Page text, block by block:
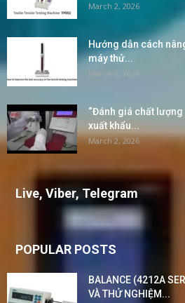
March 2, 2026
Hướng dẫn cách
máy thử...
March 2, 2026
“Đánh giá chất
xuất khẩu...
March 2, 2026
Live, Viber, Telegram
POPULAR POSTS
BALANCE (4212A
VÀ THỬ NGHIỆM...